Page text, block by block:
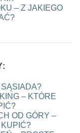
– KTÓRE
OD GÓRY –